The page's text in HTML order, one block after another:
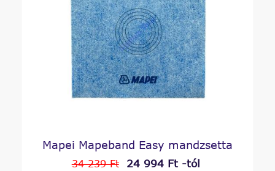
Mapei Mapeband Easy mandzsetta
34 239 Ft 24 994 Ft -tól